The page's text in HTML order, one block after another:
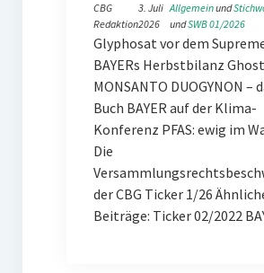
CBG
Redaktion
3. Juli
2026
Allgemein und
und SWB 01/2026
Glyphosat vor dem
BAYERs Herbstbilanz
MONSANTO DUOGYNON –
Buch BAYER auf der Klima-
Konferenz PFAS: ewig im
Die
der CBG Ticker 1/26
Beiträge: Ticker 02/2022